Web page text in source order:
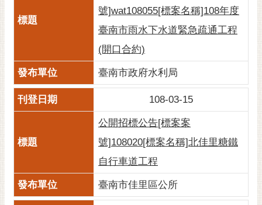
號]wat108055[標案名稱]108年度
臺南市雨水下水道緊急疏通工程
(開口合約)
臺南市政府水利局
108-03-15
公開招標公告[標案案
號]108020[標案名稱]北佳里糖鐵
自行車道工程
臺南市佳里區公所